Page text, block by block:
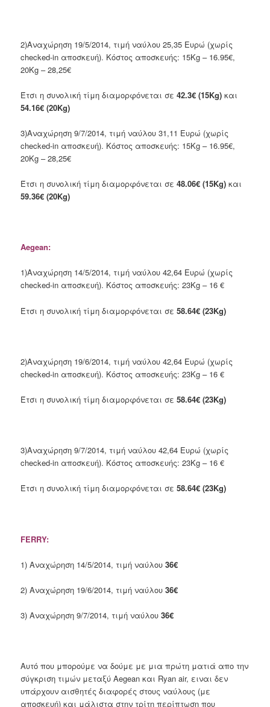
2)Αναχώρηση 19/5/2014, τιμή ναύλου 25,35 Ευρώ (χωρίς
checked-in αποσκευή). Κόστος αποσκευής: 15Kg – 16.95€,
20Kg – 28,25€
Έτσι η συνολική τίμη διαμορφόνεται σε42.3€ (15Kg) και
54.16€ (20Kg)
3)Αναχώρηση 9/7/2014, τιμή ναύλου 31,11 Ευρώ (χωρίς
checked-in αποσκευή). Κόστος αποσκευής: 15Kg – 16.95€,
20Kg – 28,25€
Έτσι η συνολική τίμη διαμορφόνεται σε48.06€ (15Kg) και
59.36€ (20Kg)
Aegean:
1)Αναχώρηση 14/5/2014, τιμή ναύλου 42,64 Ευρώ (χωρίς
checked-in αποσκευή). Κόστος αποσκευής: 23Kg – 16 €
Έτσι η συνολική τίμη διαμορφόνεται σε58.64€ (23Kg)
2)Αναχώρηση 19/6/2014, τιμή ναύλου 42,64 Ευρώ (χωρίς
checked-in αποσκευή). Κόστος αποσκευής: 23Kg – 16 €
Έτσι η συνολική τίμη διαμορφόνεται σε58.64€ (23Kg)
3)Αναχώρηση 9/7/2014, τιμή ναύλου 42,64 Ευρώ (χωρίς
checked-in αποσκευή). Κόστος αποσκευής: 23Kg – 16 €
Έτσι η συνολική τίμη διαμορφόνεται σε58.64€ (23Kg)
FERRY:
1) Αναχώρηση 14/5/2014, τιμή ναύλου36€
2) Αναχώρηση 19/6/2014, τιμή ναύλου36€
3) Αναχώρηση 9/7/2014, τιμή ναύλου36€
Αυτό που μπορούμε να δούμε με μια πρώτη ματιά απο την
σύγκριση τιμών μεταξύ Aegean και Ryan air, ειναι δεν
υπάρχουν αισθητές διαφορές στους ναύλους (με
αποσκευή) και μάλιστα στην τρίτη περίπτωση που